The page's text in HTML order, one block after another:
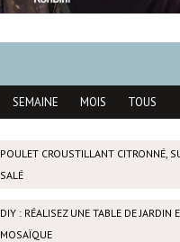
SEMAINE MOIS TOUS
POULET CROUSTILLANT CITRONNÉ,
SALÉ
DIY : RÉALISEZ UNE TABLE DE JARDIN
MOSAÏQUE